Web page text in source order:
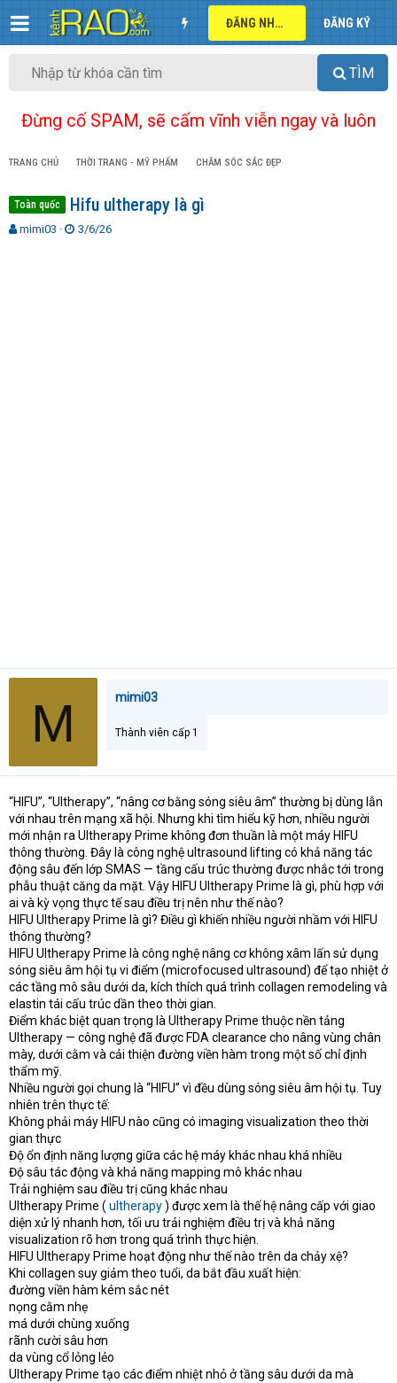
ĐĂNG NHẬP ĐĂNG KÝ
TÌM
Đừng cố SPAM, sẽ cấm vĩnh viễn ngay và luôn
TRANG CHỦ THỜI TRANG - MỸ PHẨM CHĂM SÓC SẮC ĐẸP
Toàn quốc Hifu ultherapy là gì
T
mimi03
N
3/6/26
M mimi03
Thành viên cấp 1
“HIFU”, “Ultherapy”, “nâng cơ bằng sóng siêu âm” thường bị dùng lẫn
với nhau trên mạng xã hội. Nhưng khi tìm hiểu kỹ hơn, nhiều người
mới nhận ra Ultherapy Prime không đơn thuần là một máy HIFU
thông thường. Đây là công nghệ ultrasound lifting có khả năng tác
động sâu đến lớp SMAS — tầng cấu trúc thường được nhắc tới trong
phẫu thuật căng da mặt. Vậy HIFU Ultherapy Prime là gì, phù hợp với
ai và kỳ vọng thực tế sau điều trị nên như thế nào?
HIFU Ultherapy Prime là gì? Điều gì khiến nhiều người nhầm với HIFU
thông thường?
HIFU Ultherapy Prime là công nghệ nâng cơ không xâm lấn sử dụng
sóng siêu âm hội tụ vi điểm (microfocused ultrasound) để tạo nhiệt ở
các tầng mô sâu dưới da, kích thích quá trình collagen remodeling và
elastin tái cấu trúc dần theo thời gian.
Điểm khác biệt quan trọng là Ultherapy Prime thuộc nền tảng
Ultherapy — công nghệ đã được FDA clearance cho nâng vùng chân
mày, dưới cằm và cải thiện đường viền hàm trong một số chỉ định
thẩm mỹ.
Nhiều người gọi chung là “HIFU” vì đều dùng sóng siêu âm hội tụ. Tuy
nhiên trên thực tế:
Không phải máy HIFU nào cũng có imaging visualization theo thời
gian thực
Độ ổn định năng lượng giữa các hệ máy khác nhau khá nhiều
Độ sâu tác động và khả năng mapping mô khác nhau
Trải nghiệm sau điều trị cũng khác nhau
Ultherapy Prime ( ultherapy) được xem là thế hệ nâng cấp với giao
diện xử lý nhanh hơn, tối ưu trải nghiệm điều trị và khả năng
visualization rõ hơn trong quá trình thực hiện.
HIFU Ultherapy Prime hoạt động như thế nào trên da chảy xệ?
Khi collagen suy giảm theo tuổi, da bắt đầu xuất hiện:
đường viền hàm kém sắc nét
nọng cằm nhẹ
má dưới chùng xuống
rãnh cười sâu hơn
da vùng cổ lỏng lẻo
Ultherapy Prime tạo các điểm nhiệt nhỏ ở tầng sâu dưới da mà